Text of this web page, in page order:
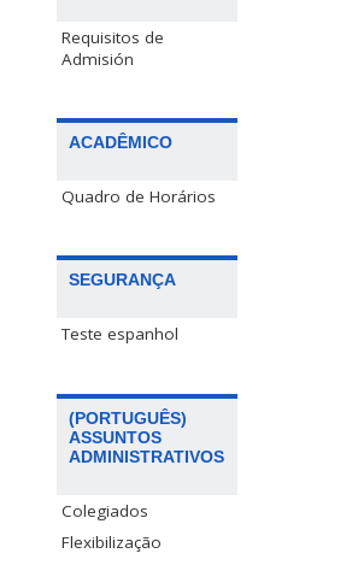
Requisitos de
Admisión
ACADÊMICO
Quadro de Horários
SEGURANÇA
Teste espanhol
(PORTUGUÊS)
ASSUNTOS
ADMINISTRATIVOS
Colegiados
Flexibilização